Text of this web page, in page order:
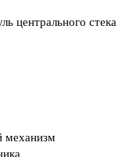
центрального стека
механизм